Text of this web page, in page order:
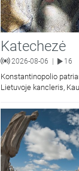
Katechezė
2026-08-06 16
Konstantinopolio
Lietuvoje kancleris,
kunigas Vitalijus
Kristaus Atsimainymo